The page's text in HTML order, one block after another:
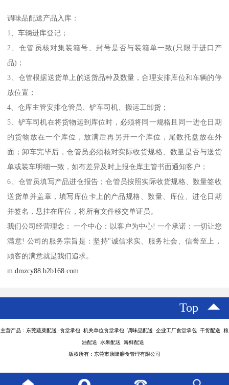
调味品配送产品入库：
1、车辆进库登记；
2、仓管员核对集装箱号、封号是否与装箱单一致(只限于进口产
品)；
3、仓管根据送货单上的送货品种及数量，合理安排库位和车辆的停
放位置；
4、仓库主管安排仓管员、铲车司机、搬运工卸货；
5、铲车司机在将货物运到库位时，必须将同一规格且同一进仓日期
的货物放在一个库位，放满后再另开一个库位，尾数托盘放在外
面；卸车完毕后，仓管员必须核对实际收货规格、数量是否与送货
单或装车明细一致，如有差异及时上报仓库主管书面通知客户；
6、仓管员填写产品进仓报告；仓管员按照实际收货规格、数量签收
送货单并盖章，填写库位卡上的产品规格、数量、库位、进仓日期
并签名，悬挂在库位，将所有文件移交单证员。
我们公司经营理念： 一个中心：以客户为中心! 一个承诺：一切让您
满意! 公司的服务宗旨是：坚持"诚信求实、服务社会、信誉至上，
顾客的满意就是我们追求。
m.dmzcy88.b2b168.com
Top
主营产品：东莞蔬菜配送 食堂承包 机关单位食堂承包 调味品配送 企业工厂食堂承包 干货配送 粮
油配送 水果配送 海鲜配送
版权所有：东莞市康隆膳食管理有限公司